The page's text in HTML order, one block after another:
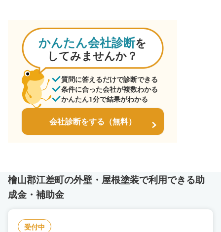
かんたん会社診断を
してみませんか？
質問に答えるだけで診断できる
条件に合った会社が複数わかる
かんたん1分で結果がわかる
会社診断をする（無料）
檜山郡江差町の外壁・屋根塗装で利用できる助
成金・補助金
受付中